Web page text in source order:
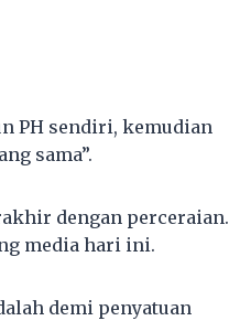
PH sendiri, kemudian
sama”.
dengan perceraian.
media hari ini.
demi penyatuan